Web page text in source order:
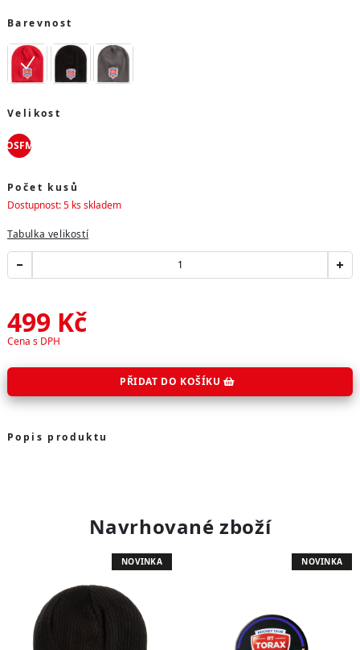
Barevnost
Velikost
OSFM
Počet kusů
Dostupnost: 5 ks skladem
Tabulka velikostí
PŘIDAT DO KOŠÍKU
499 Kč
Cena s DPH
Popis produktu
Navrhované zboží
NOVINKA NOVINKA